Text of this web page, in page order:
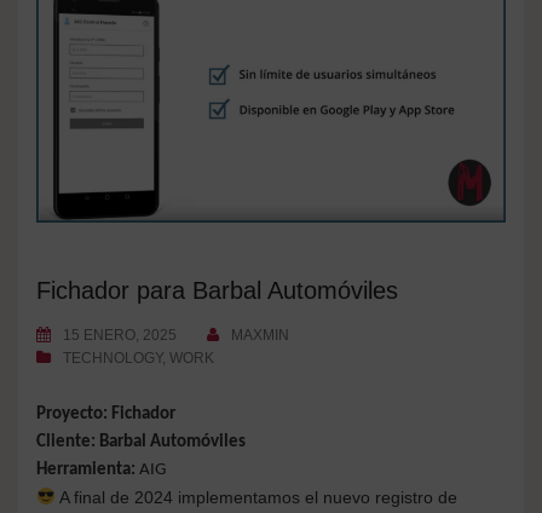
Fichador para Barbal Automóviles
15 ENERO, 2025
MAXMIN
TECHNOLOGY, WORK
Proyecto: Fichador
Cliente: Barbal Automóviles
Herramienta: AIG
A final de 2024 implementamos el nuevo registro de